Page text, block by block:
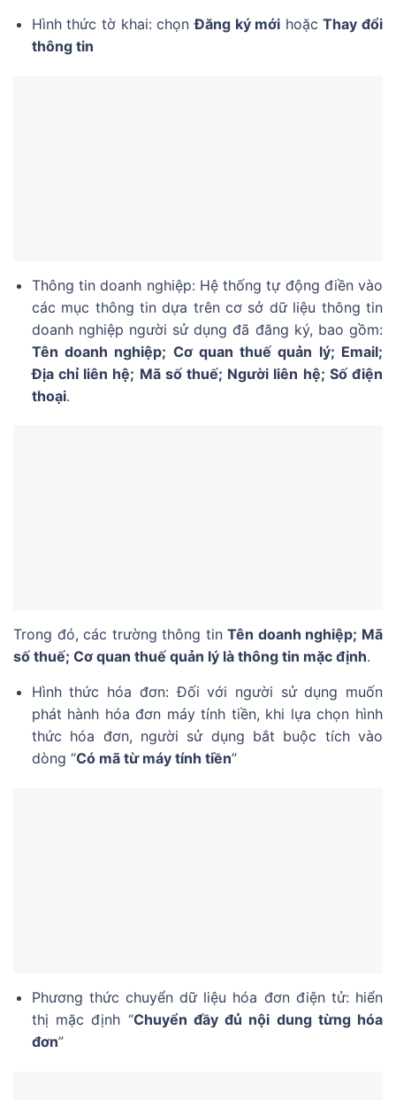
Hình thức tờ khai: chọnĐăng ký mới hoặcThay đổi
thông tin
Thông tin doanh nghiệp: Hệ thống tự động điền vào
các mục thông tin dựa trên cơ sở dữ liệu thông tin
doanh nghiệp người sử dụng đã đăng ký, bao gồm:
Tên doanh nghiệp; Cơ quan thuế quản lý; Email;
Địa chỉ liên hệ; Mã số thuế; Người liên hệ; Số điện
thoại.
Trong đó, các trường thông tinTên doanh nghiệp; Mã
số thuế; Cơ quan thuế quản lý là thông tin mặc định.
Hình thức hóa đơn: Đối với người sử dụng muốn
phát hành hóa đơn máy tính tiền, khi lựa chọn hình
thức hóa đơn, người sử dụng bắt buộc tích vào
dòng “Có mã từ máy tính tiền”
Phương thức chuyển dữ liệu hóa đơn điện tử: hiển
thị mặc định “Chuyển đầy đủ nội dung từng hóa
đơn”